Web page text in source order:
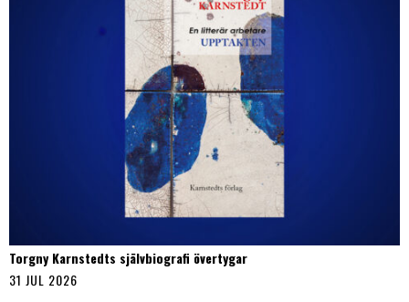
Torgny Karnstedts självbiografi övertygar
31 JUL 2026